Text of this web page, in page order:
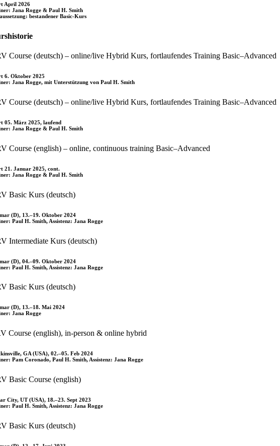
April 2026
Jana Rogge & Paul H. Smith
bestandener Basic-Kurs
Course (deutsch) – online/live Hybrid Kurs, fortlaufendes Training Basic–Advanced
6. Oktober 2025
Jana Rogge, mit Unterstützung von Paul H. Smith
Course (deutsch) – online/live Hybrid Kurs, fortlaufendes Training Basic–Advanced
05. März 2025, laufend
Jana Rogge & Paul H. Smith
Course (english) – online, continuous training Basic–Advanced
21. Januar 2025, cont.
Jana Rogge & Paul H. Smith
Basic Kurs (deutsch)
(D), 13.–19. Oktober 2024
Paul H. Smith, Assistenz: Jana Rogge
Intermediate Kurs (deutsch)
(D), 04.–09. Oktober 2024
Paul H. Smith, Assistenz: Jana Rogge
Basic Kurs (deutsch)
(D), 13.–18. Mai 2024
Jana Rogge
Course (english), in-person & online hybrid
GA (USA), 02.–05. Feb 2024
Pam Coronado, Paul H. Smith, Assistenz: Jana Rogge
Basic Course (english)
City, UT (USA), 18.–23. Sept 2023
Paul H. Smith, Assistenz: Jana Rogge
Basic Kurs (deutsch)